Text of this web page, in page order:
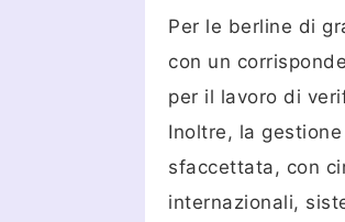
Per le berline di
con un
per il lavoro di
Inoltre, la
sfaccettata, con
internazionali,